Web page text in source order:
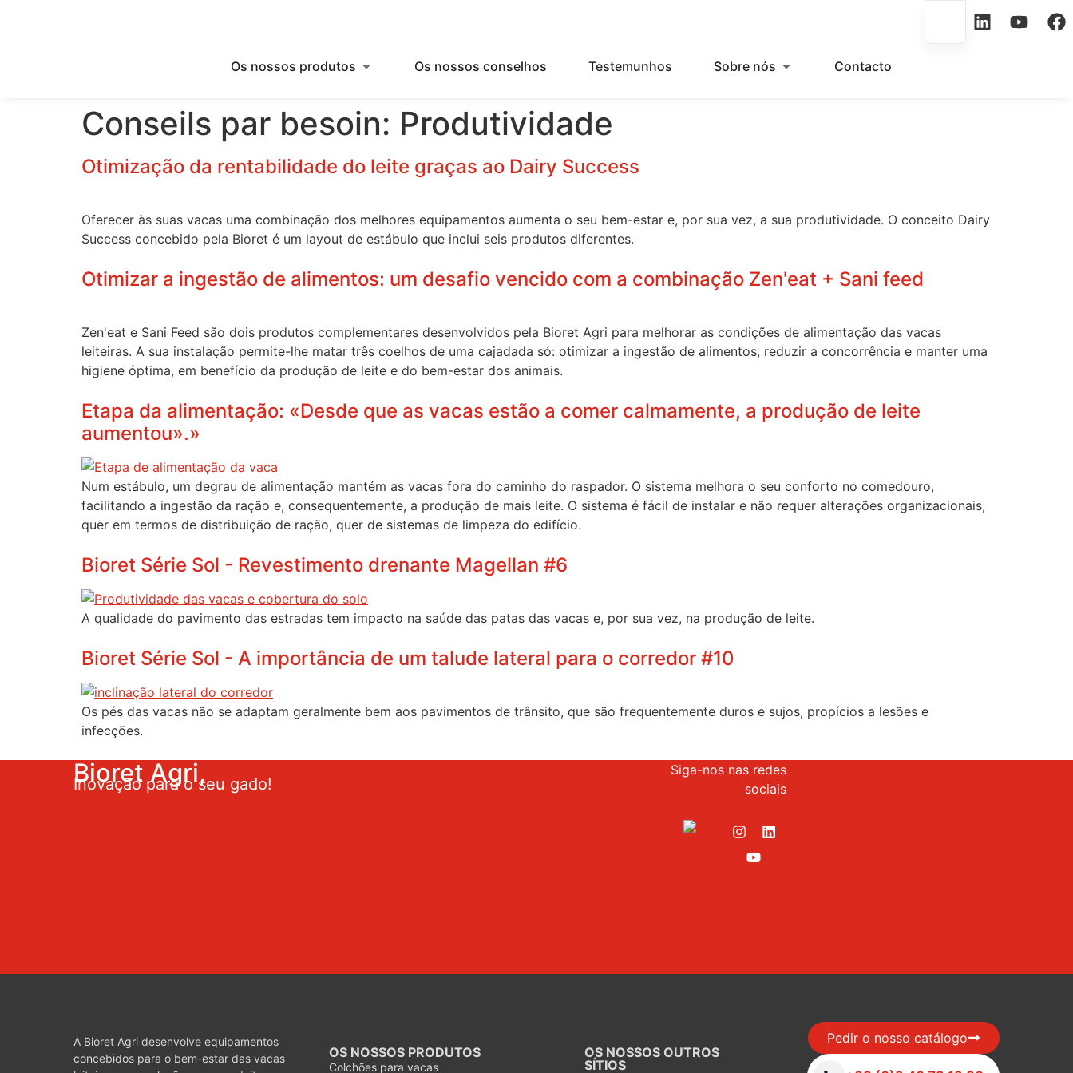
Os nossos produtos Os nossos conselhos Testemunhos Sobre nós Contacto
Conseils par besoin: Produtividade
Otimização da rentabilidade do leite graças ao Dairy Success
Oferecer às suas vacas uma combinação dos melhores equipamentos aumenta o seu bem-estar e, por sua vez, a sua produtividade. O conceito Dairy
Success concebido pela Bioret é um layout de estábulo que inclui seis produtos diferentes.
Otimizar a ingestão de alimentos: um desafio vencido com a combinação Zen'eat + Sani feed
Zen'eat e Sani Feed são dois produtos complementares desenvolvidos pela Bioret Agri para melhorar as condições de alimentação das vacas
leiteiras. A sua instalação permite-lhe matar três coelhos de uma cajadada só: otimizar a ingestão de alimentos, reduzir a concorrência e manter uma
higiene óptima, em benefício da produção de leite e do bem-estar dos animais.
Etapa da alimentação: «Desde que as vacas estão a comer calmamente, a produção de leite
aumentou».»
Num estábulo, um degrau de alimentação mantém as vacas fora do caminho do raspador. O sistema melhora o seu conforto no comedouro,
facilitando a ingestão da ração e, consequentemente, a produção de mais leite. O sistema é fácil de instalar e não requer alterações organizacionais,
quer em termos de distribuição de ração, quer de sistemas de limpeza do edifício.
Bioret Série Sol - Revestimento drenante Magellan #6
A qualidade do pavimento das estradas tem impacto na saúde das patas das vacas e, por sua vez, na produção de leite.
Bioret Série Sol - A importância de um talude lateral para o corredor #10
Os pés das vacas não se adaptam geralmente bem aos pavimentos de trânsito, que são frequentemente duros e sujos, propícios a lesões e
infecções.
Bioret Agri,
Inovação para o seu gado!
Siga-nos nas redes
sociais
A Bioret Agri desenvolve equipamentos
concebidos para o bem-estar das vacas
OS NOSSOS PRODUTOS
Colchões para vacas
OS NOSSOS OUTROS
SÍTIOS
Pedir o nosso catálogo